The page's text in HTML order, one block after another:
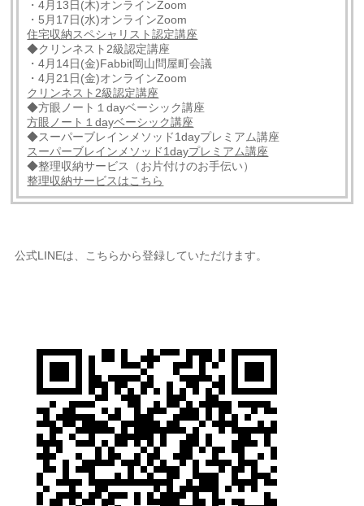
・4月13日(木)オンラインZoom
・5月17日(水)オンラインZoom
住宅収納スペシャリスト認定講座
◆クリンネスト2級認定講座
・4月14日(金)Fabbit岡山問屋町会議
・4月21日(金)オンラインZoom
クリンネスト2級認定講座
◆方眼ノート１dayベーシック講座
方眼ノート１dayベーシック講座
◆スーパーブレインメソッド1dayプレミアム講座
スーパーブレインメソッド1dayプレミアム講座
◆整理収納サービス（お片付けのお手伝い）
整理収納サービスはこちら
公式LINEは、こちらから登録していただけます。